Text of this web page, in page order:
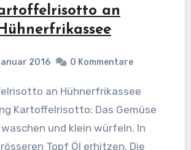
an
2016 0 Kommentare
Kartoffelrisotto: Das Gemüse
und klein würfeln. In
Topf Öl erhitzen. Die